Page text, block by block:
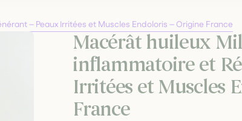
– Peaux Irritées et Muscles Endoloris – Origine France
Macérât huileux
inflammatoire et
Irritées et Muscles
France